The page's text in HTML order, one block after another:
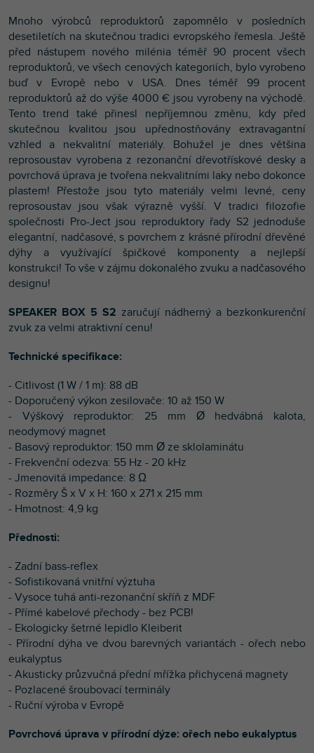
Mnoho výrobců reproduktorů zapomnělo v posledních
desetiletích na skutečnou tradici evropského řemesla. Ještě
před nástupem nového milénia téměř 90 procent všech
reproduktorů, ve všech cenových kategoriích, bylo vyrobeno
buď v Evropě nebo v USA. Dnes téměř 99 procent
reproduktorů až do výše 4000 € jsou vyrobeny na východě.
Tento trend také přinesl nepříjemnou změnu, kdy před
skutečnou kvalitou jsou upřednostňovány extravagantní
vzhled a nekvalitní materiály. Bohužel je dnes většina
reprosoustav vyrobena z rezonanční dřevotřískové desky a
povrchová úprava je tvořena nekvalitními laky nebo dokonce
plastem! Přestože jsou tyto materiály velmi levné, ceny
reprosoustav jsou však výrazně vyšší. V tradici filozofie
společnosti Pro-Ject jsou reproduktory řady S2 jednoduše
elegantní, nadčasové, s povrchem z krásné přírodní dřevěné
dýhy a využívající špičkové komponenty a nejlepší
konstrukci! To vše v zájmu dokonalého zvuku a nadčasového
designu!
SPEAKER BOX 5 S2 zaručují nádherný a bezkonkurenční
zvuk za velmi atraktivní cenu!
Technické specifikace:
- Citlivost (1 W / 1 m): 88 dB
- Doporučený výkon zesilovače: 10 až 150 W
- Výškový reproduktor: 25 mm Ø hedvábná kalota,
neodymový magnet
- Basový reproduktor: 150 mm Ø ze sklolaminátu
- Frekvenční odezva: 55 Hz - 20 kHz
- Jmenovitá impedance: 8 Ω
- Rozměry Š x V x H: 160 x 271 x 215 mm
- Hmotnost: 4,9 kg
Přednosti:
- Zadní bass-reflex
- Sofistikovaná vnitřní výztuha
- Vysoce tuhá anti-rezonanční skříň z MDF
- Přímé kabelové přechody - bez PCB!
- Ekologicky šetrné lepidlo Kleiberit
- Přírodní dýha ve dvou barevných variantách - ořech nebo
eukalyptus
- Akusticky průzvučná přední mřížka přichycená magnety
- Pozlacené šroubovací terminály
- Ruční výroba v Evropě
Povrchová úprava v přírodní dýze: ořech nebo eukalyptus